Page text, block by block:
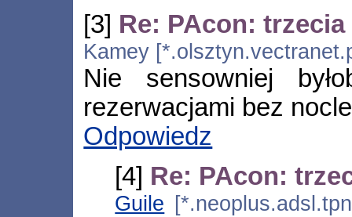
[3] Re: PAcon:
Kamey
Nie sensowniej
rezerwacjami bez
Odpowiedz
[4] Re: PAcon:
Guile